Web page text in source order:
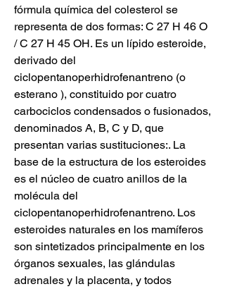
fórmula química del colesterol se
representa de dos formas: C 27 H 46 O
/ C 27 H 45 OH. Es un lípido esteroide,
derivado del
ciclopentanoperhidrofenantreno (o
esterano ), constituido por cuatro
carbociclos condensados o fusionados,
denominados A, B, C y D, que
presentan varias sustituciones:. La
base de la estructura de los esteroides
es el núcleo de cuatro anillos de la
molécula del
ciclopentanoperhidrofenantreno. Los
esteroides naturales en los mamíferos
son sintetizados principalmente en los
órganos sexuales, las glándulas
adrenales y la placenta, y todos